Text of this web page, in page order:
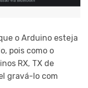
o Arduino esteja
pois como o
RX, TX de
gravá-lo com